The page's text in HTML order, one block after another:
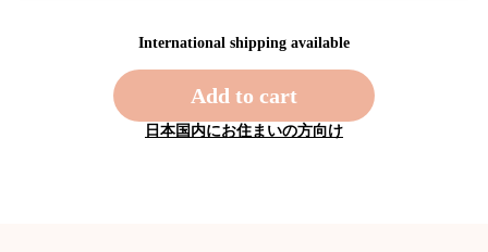
International shipping available
Add to cart
日本国内にお住まいの方向け